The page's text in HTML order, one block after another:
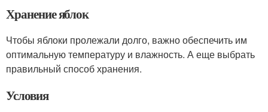
Хранение яблок
Чтобы яблоки пролежали долго, важно обеспечить им
оптимальную температуру и влажность. А еще выбрать
правильный способ хранения.
Условия